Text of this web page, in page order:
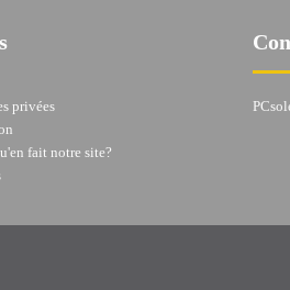
privées
fait notre site?